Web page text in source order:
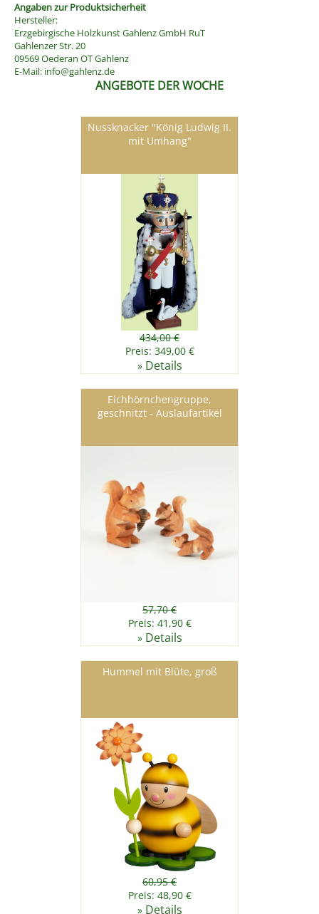
Angaben zur Produktsicherheit
Hersteller:
Erzgebirgische Holzkunst Gahlenz GmbH RuT
Gahlenzer Str. 20
09569 Oederan OT Gahlenz
E-Mail: info@gahlenz.de
ANGEBOTE DER WOCHE
Nussknacker "König Ludwig II.
mit Umhang"
434,00 €
Preis: 349,00 €
» Details
Eichhörnchengruppe,
geschnitzt - Auslaufartikel
57,70 €
Preis: 41,90 €
» Details
Hummel mit Blüte, groß
60,95 €
Preis: 48,90 €
» Details